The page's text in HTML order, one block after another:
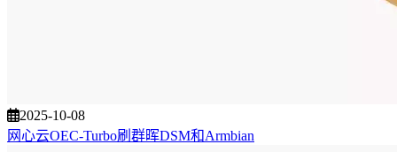
2025-10-08
网心云OEC-Turbo刷群晖DSM和Armbian